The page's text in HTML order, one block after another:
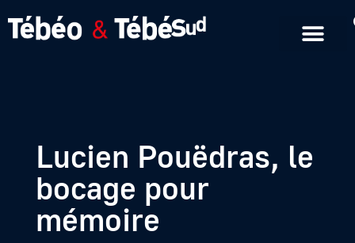
Lucien Pouëdras, le
bocage pour
mémoire